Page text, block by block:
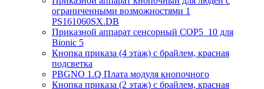
ограниченными возможностями 1
PS161060SX.DB
Приказной аппарат сенсорный COP5_10 для
Bionic 5
Кнопка приказа (4 этаж) с брайлем, красная
подсветка
PBGNO 1.Q Плата модуля кнопочного
Кнопка приказа (2 этаж) с брайлем, красная